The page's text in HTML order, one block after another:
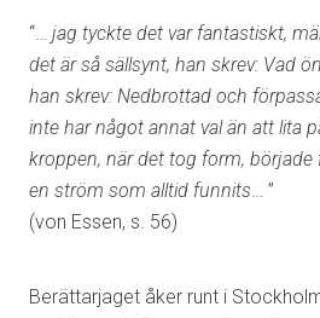
“… jag tyckte det var fantastiskt,
det är så sällsynt, han skrev: Vad
han skrev: Nedbrottad och
inte har något annat val än att lita
kroppen, när det tog form, började
en ström som alltid funnits… ”
(von Essen, s. 56)
Berättarjaget åker runt i